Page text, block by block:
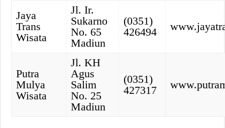
Jaya
Trans
Wisata
Jl. Ir.
Sukarno
No. 65
Madiun
(0351)
426494
Putra
Mulya
Wisata
Jl. KH
Agus
Salim
No. 25
Madiun
(0351)
427317